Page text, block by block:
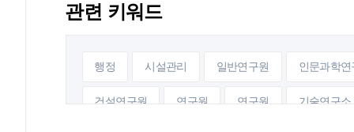
관련 키워드
행정 시설관리 일반연구원 인문과학연
건설연구원 연구원 연구원 기술연구소